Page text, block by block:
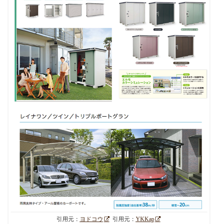
引用元： ヨドコウ 引用元： YKKap